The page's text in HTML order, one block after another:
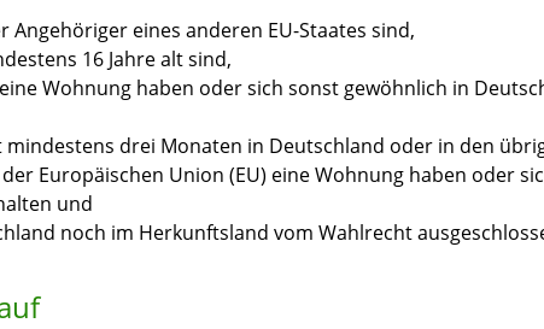
Angehöriger eines anderen EU-Staates sind,
16 Jahre alt sind,
Wohnung haben oder sich sonst gewöhnlich in
mindestens drei Monaten in Deutschland oder in den
Europäischen Union (EU) eine Wohnung haben oder
und
noch im Herkunftsland vom Wahlrecht